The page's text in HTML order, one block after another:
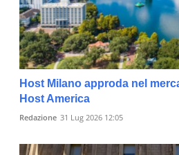
Host Milano approda nel
Host America
Redazione 31 Lug 2026 12:05